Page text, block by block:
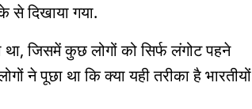
से दिखाया गया.
जिसमें कुछ लोगों को सिर्फ लंगोट पहने
ने पूछा था कि क्या यही तरीका है भारतीयों